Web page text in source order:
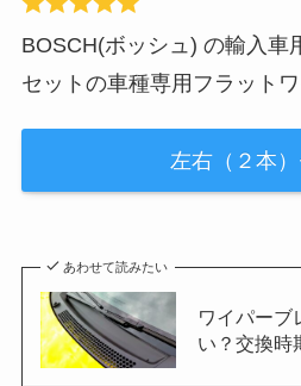
BOSCH(ボッシュ) の輸入車
セットの車種専用フラット
左右（２本）
あわせて読みたい
ワイパーブ
い？交換時